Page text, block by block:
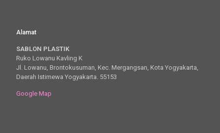
Alamat
SABLON PLASTIK
Ruko Lowanu Kavling K
Jl. Lowanu, Brontokusuman, Kec. Mergangsan, Kota Yogyakarta,
Daerah Istimewa Yogyakarta. 55153
Google Map